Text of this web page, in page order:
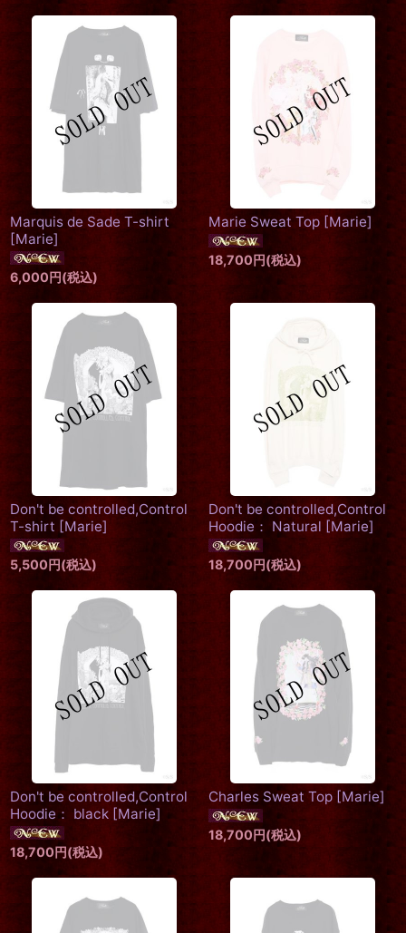
Marquis de Sade T-shirt
[Marie]
6,000円(税込)
Marie Sweat Top [Marie]
18,700円(税込)
Don't be controlled,Control
T-shirt [Marie]
5,500円(税込)
Don't be controlled,Control
Hoodie： Natural [Marie]
18,700円(税込)
Don't be controlled,Control
Hoodie： black [Marie]
18,700円(税込)
Charles Sweat Top [Marie]
18,700円(税込)